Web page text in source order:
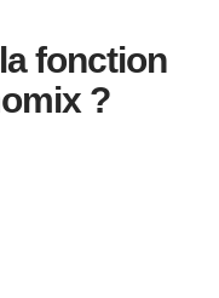
fonction
?